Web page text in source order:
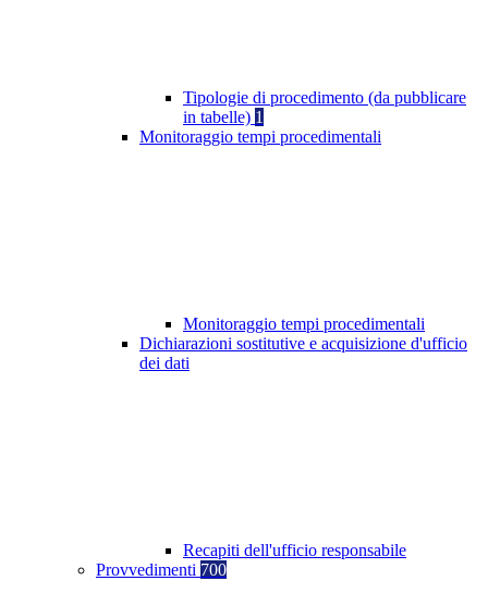
Tipologie di procedimento (da pubblicare
in tabelle) 1
Monitoraggio tempi procedimentali
Monitoraggio tempi procedimentali
Dichiarazioni sostitutive e acquisizione d'ufficio
dei dati
Recapiti dell'ufficio responsabile
Provvedimenti 700